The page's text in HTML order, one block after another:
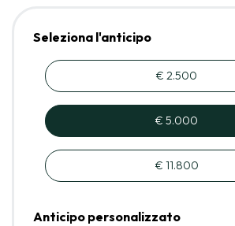
Seleziona l'anticipo
€ 2.500
€ 5.000
€ 11.800
Anticipo personalizzato